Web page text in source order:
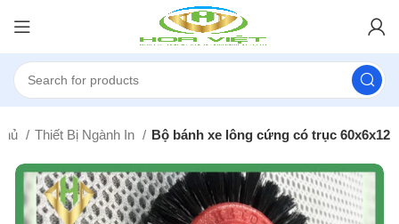
Thiết Bị Ngành In Bộ bánh xe lông cứng có trục 60x6x12